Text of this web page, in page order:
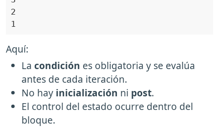
Aquí:
La condición es obligatoria y se evalúa
antes de cada iteración.
No hay inicialización ni post.
El control del estado ocurre dentro del
bloque.